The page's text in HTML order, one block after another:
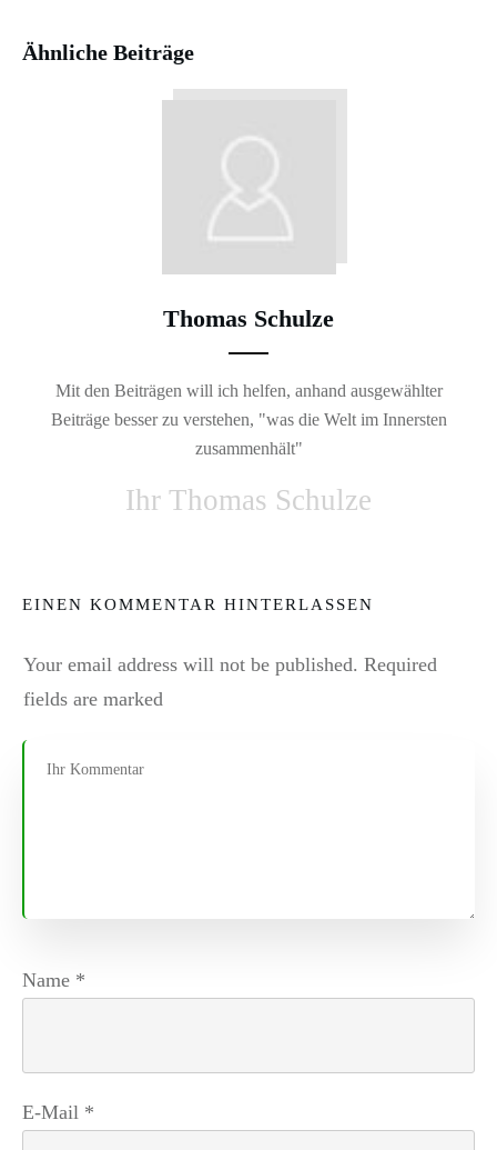
Ähnliche Beiträge
Thomas Schulze
Mit den Beiträgen will ich helfen, anhand ausgewählter
Beiträge besser zu verstehen, "was die Welt im Innersten
zusammenhält"
Ihr Thomas Schulze
EINEN KOMMENTAR HINTERLASSEN
Your email address will not be published. Required
fields are marked
Name *
E-Mail *